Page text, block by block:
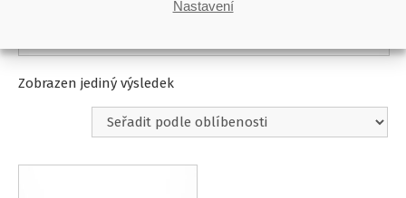
Nastavení
Široké zorné pole
Zobrazen jediný výsledek